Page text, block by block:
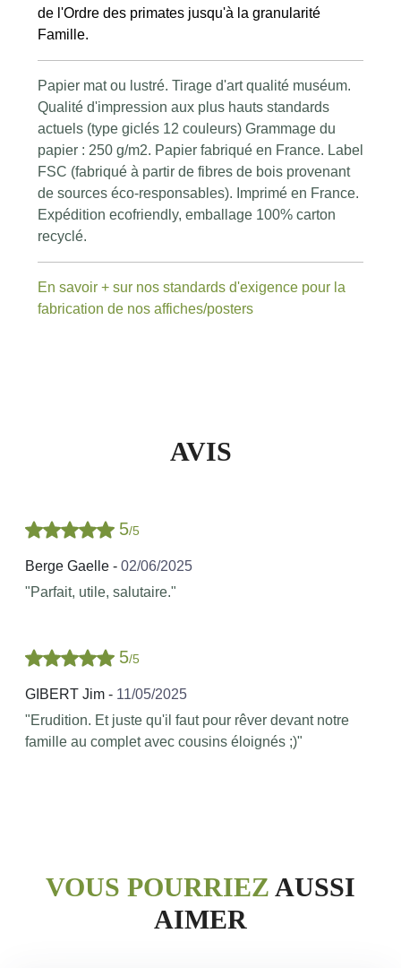
de l'Ordre des primates jusqu'à la granularité
Famille.
Papier mat ou lustré. Tirage d'art qualité muséum.
Qualité d'impression aux plus hauts standards
actuels (type giclés 12 couleurs) Grammage du
papier : 250 g/m2. Papier fabriqué en France. Label
FSC (fabriqué à partir de fibres de bois provenant
de sources éco-responsables). Imprimé en France.
Expédition ecofriendly, emballage 100% carton
recyclé.
En savoir + sur nos standards d'exigence pour la
fabrication de nos affiches/posters
AVIS
5/5
Berge Gaelle - 02/06/2025
"Parfait, utile, salutaire."
5/5
GIBERT Jim - 11/05/2025
"Erudition. Et juste qu'il faut pour rêver devant notre
famille au complet avec cousins éloignés ;)"
VOUS POURRIEZ AUSSI
AIMER